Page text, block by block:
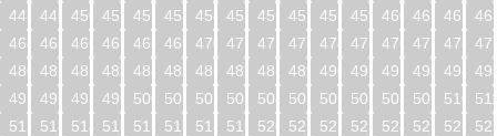
448
449 450 451 452 453 454 455 456 457 458 459 460 461 462
464
465 466 467 468 469 470 471 472 473 474 475 476 477 478
480
481 482 483 484 485 486 487 488 489 490 491 492 493 494
496
497 498 499 500 501 502 503 504 505 506 507 508 509 510
512
513 514 515 516 517 518 519 520 521 522 523 524 525 526